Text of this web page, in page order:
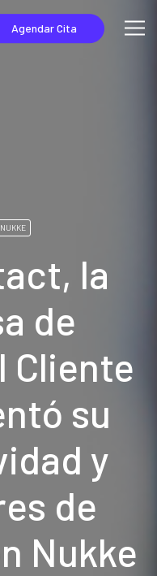
Agendar Cita
NUKKE
la
de
Cliente
su
y
de
Nukke